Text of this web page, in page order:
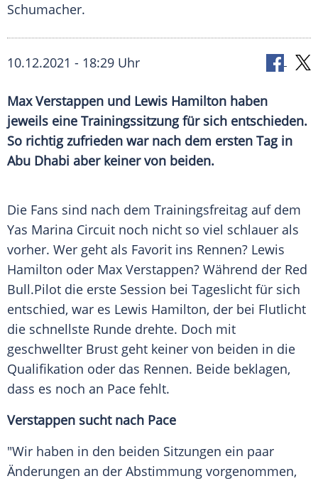
Schumacher.
10.12.2021 - 18:29 Uhr
Max Verstappen und Lewis Hamilton haben
jeweils eine Trainingssitzungfür sich entschieden.
So richtig zufrieden war nach dem ersten Tag in
Abu Dhabi aber keiner von beiden.
Die Fans sind nach dem Trainingsfreitag auf dem
Yas Marina Circuit noch nicht so viel schlauer als
vorher. Wer geht als Favorit ins Rennen? Lewis
Hamilton oder Max Verstappen? Während der Red
Bull.Pilot die erste Session bei Tageslicht für sich
entschied, war es Lewis Hamilton, der bei Flutlicht
die schnellste Runde drehte. Doch mit
geschwellter Brust geht keiner von beiden in die
Qualifikation oder das Rennen. Beide beklagen,
dass es noch an Pace fehlt.
Verstappen sucht nach Pace
"Wir haben in den beiden Sitzungen ein paar
Änderungen an der Abstimmung vorgenommen,